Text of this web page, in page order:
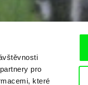
pro
které